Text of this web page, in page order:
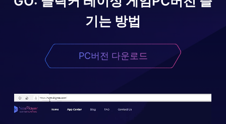
기는 방법
PC버전 다운로드